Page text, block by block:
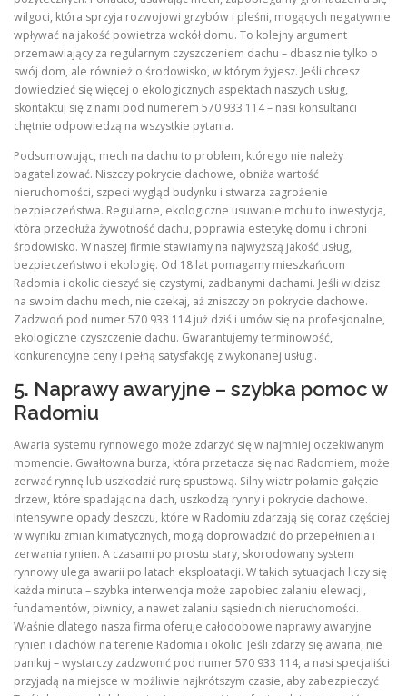
wilgoci, która sprzyja rozwojowi grzybów i pleśni, mogących negatywnie
wpływać na jakość powietrza wokół domu. To kolejny argument
przemawiający za regularnym czyszczeniem dachu – dbasz nie tylko o
swój dom, ale również o środowisko, w którym żyjesz. Jeśli chcesz
dowiedzieć się więcej o ekologicznych aspektach naszych usług,
skontaktuj się z nami pod numerem 570 933 114 – nasi konsultanci
chętnie odpowiedzą na wszystkie pytania.
Podsumowując, mech na dachu to problem, którego nie należy
bagatelizować. Niszczy pokrycie dachowe, obniża wartość
nieruchomości, szpeci wygląd budynku i stwarza zagrożenie
bezpieczeństwa. Regularne, ekologiczne usuwanie mchu to inwestycja,
która przedłuża żywotność dachu, poprawia estetykę domu i chroni
środowisko. W naszej firmie stawiamy na najwyższą jakość usług,
bezpieczeństwo i ekologię. Od 18 lat pomagamy mieszkańcom
Radomia i okolic cieszyć się czystymi, zadbanymi dachami. Jeśli widzisz
na swoim dachu mech, nie czekaj, aż zniszczy on pokrycie dachowe.
Zadzwoń pod numer 570 933 114 już dziś i umów się na profesjonalne,
ekologiczne czyszczenie dachu. Gwarantujemy terminowość,
konkurencyjne ceny i pełną satysfakcję z wykonanej usługi.
5. Naprawy awaryjne – szybka pomoc w
Radomiu
Awaria systemu rynnowego może zdarzyć się w najmniej oczekiwanym
momencie. Gwałtowna burza, która przetacza się nad Radomiem, może
zerwać rynnę lub uszkodzić rurę spustową. Silny wiatr połamie gałęzie
drzew, które spadając na dach, uszkodzą rynny i pokrycie dachowe.
Intensywne opady deszczu, które w Radomiu zdarzają się coraz częściej
w wyniku zmian klimatycznych, mogą doprowadzić do przepełnienia i
zerwania rynien. A czasami po prostu stary, skorodowany system
rynnowy ulega awarii po latach eksploatacji. W takich sytuacjach liczy się
każda minuta – szybka interwencja może zapobiec zalaniu elewacji,
fundamentów, piwnicy, a nawet zalaniu sąsiednich nieruchomości.
Właśnie dlatego nasza firma oferuje całodobowe naprawy awaryjne
rynien i dachów na terenie Radomia i okolic. Jeśli zdarzy się awaria, nie
panikuj – wystarczy zadzwonić pod numer 570 933 114, a nasi specjaliści
przyjadą na miejsce w możliwie najkrótszym czasie, aby zabezpieczyć